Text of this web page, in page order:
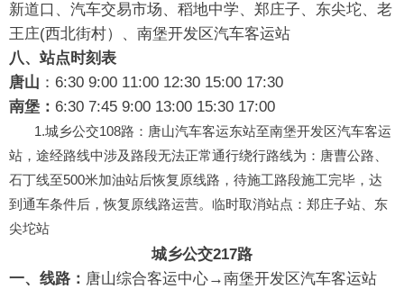
新道口、汽车交易市场、稻地中学、郑庄子、东尖坨、老
王庄(西北街村）、南堡开发区汽车客运站
八、站点时刻表
唐山 ：6:30 9:00 11:00 12:30 15:00 17:30
南堡： 6:30 7:45 9:00 13:00 15:30 17:00
1.城乡公交108路：唐山汽车客运东站至南堡开发区汽车客运
站，途经路线中涉及路段无法正常通行绕行路线为：唐曹公路、
石丁线至500米加油站后恢复原线路，待施工路段施工完毕，达
到通车条件后，恢复原线路运营。 临时取消站点：郑庄子站、东
尖坨站
城乡公交217路
一、线路： 唐山综合客运中心→南堡开发区汽车客运站